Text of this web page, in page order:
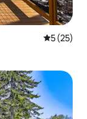
平均评分
5 (25)